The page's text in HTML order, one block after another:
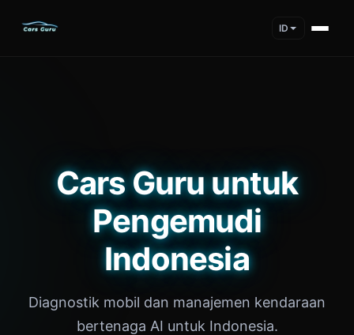
ID
Cars Guru untuk
Pengemudi
Indonesia
Diagnostik mobil dan manajemen kendaraan
bertenaga AI untuk Indonesia.